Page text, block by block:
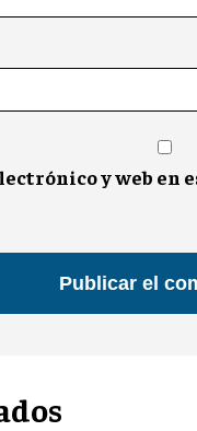
y web en